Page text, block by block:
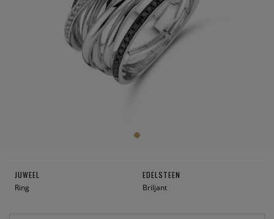
JUWEEL
Ring
EDELSTEEN
Briljant